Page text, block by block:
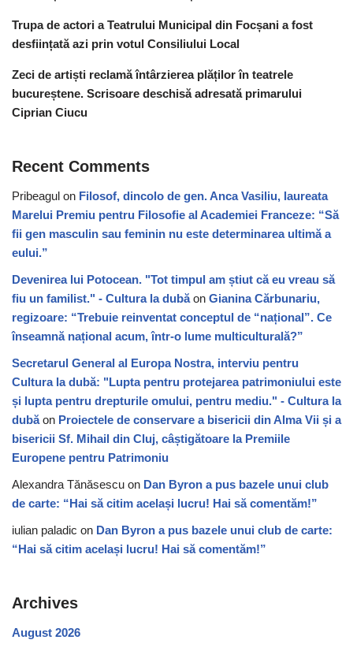
Trupa de actori a Teatrului Municipal din Focșani a fost
desființată azi prin votul Consiliului Local
Zeci de artiști reclamă întârzierea plăților în teatrele
bucureștene. Scrisoare deschisă adresată primarului
Ciprian Ciucu
Recent Comments
Pribeagul on Filosof, dincolo de gen. Anca Vasiliu, laureata
Marelui Premiu pentru Filosofie al Academiei Franceze: “Să
fii gen masculin sau feminin nu este determinarea ultimă a
eului.”
Devenirea lui Potocean. "Tot timpul am știut că eu vreau să
fiu un familist." - Cultura la dubăon Gianina Cărbunariu,
regizoare: “Trebuie reinventat conceptul de “național”. Ce
înseamnă național acum, într-o lume multiculturală?”
Secretarul General al Europa Nostra, interviu pentru
Cultura la dubă: "Lupta pentru protejarea patrimoniului este
și lupta pentru drepturile omului, pentru mediu." - Cultura la
dubăon Proiectele de conservare a bisericii din Alma Vii și a
bisericii Sf. Mihail din Cluj, câștigătoare la Premiile
Europene pentru Patrimoniu
Alexandra Tănăsescu on Dan Byron a pus bazele unui club
de carte: “Hai să citim același lucru! Hai să comentăm!”
iulian paladic on Dan Byron a pus bazele unui club de carte:
“Hai să citim același lucru! Hai să comentăm!”
Archives
August 2026